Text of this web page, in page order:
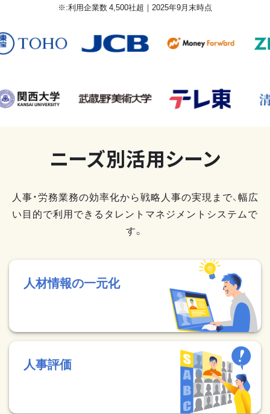
※:利用企業数 4,500社超｜2025年9月末時点
ニーズ別活用シーン
人事・労務業務の効率化から戦略人事の実現まで、幅広
い目的で利用できるタレントマネジメントシステムで
す。
人材情報の一元化
人事評価